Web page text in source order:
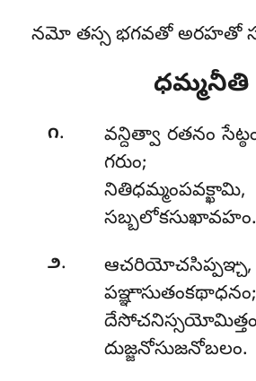
నమో తస్స భగవతో అరహతో
ధమ్మనీతి
౧. వన్దిత్వా రతనం
గరుం;
నితిధమ్మంపవక్ఖామి,
సబ్బలోకసుఖావహం.
౨.
ఆచరియోచసిప్పఞ్చ,
పఞ్ఞాసుతంకథాధనం;
దుజ్జనోసుజనోబలం.